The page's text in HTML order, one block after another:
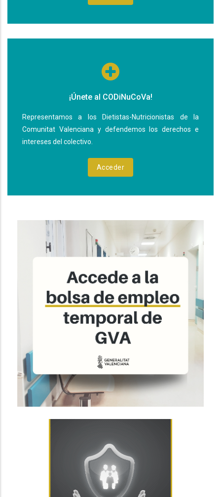
¡Únete al CODiNuCoVa!
Representamos a los Dietistas-Nutricionistas de la
Comunitat Valenciana y defendemos los derechos e
intereses del colectivo.
Acceder